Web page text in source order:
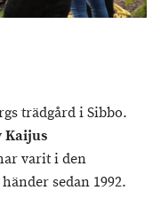
trädgård i Sibbo.
Kaijus
varit i den
sedan 1992.